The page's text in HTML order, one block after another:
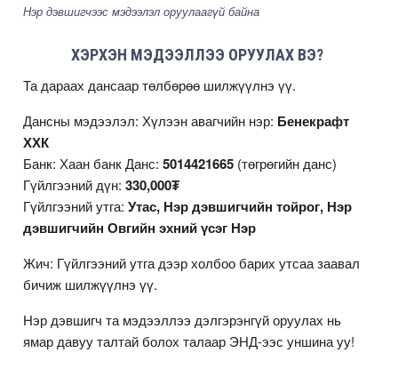
Нэр дэвшигчээс мэдээлэл оруулаагүй байна
ХЭРХЭН МЭДЭЭЛЛЭЭ ОРУУЛАХ ВЭ?
Та дараах дансаар төлбөрөө шилжүүлнэ үү.
Дансны мэдээлэл: Хүлээн авагчийн нэр: Бенекрафт
ХХК
Банк: Хаан банк Данс:5014421665 (төгрөгийн данс)
Гүйлгээний дүн:330,000₮
Гүйлгээний утга:Утас, Нэр дэвшигчийн тойрог, Нэр
дэвшигчийн Овгийн эхний үсэг Нэр
Жич: Гүйлгээний утга дээр холбоо барих утсаа заавал
бичиж шилжүүлнэ үү.
Нэр дэвшигч та мэдээллээ дэлгэрэнгүй оруулах нь
ямар давуу талтай болох талаар ЭНД-ээс уншина уу!